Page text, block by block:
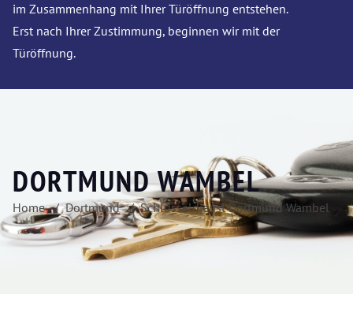
im Zusammenhang mit Ihrer Türöffnung entstehen.
Erst nach Ihrer Zustimmung, beginnen wir mit der
Türöffnung.
DORTMUND WAMBEL
Home Dortmund Schlüsseldienst Dortmund Wambel